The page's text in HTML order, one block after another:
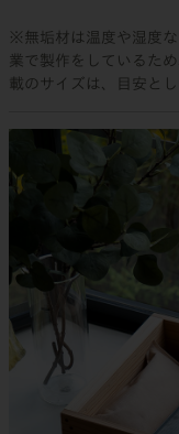
※無垢材は温度や湿度
業で製作をしているた
載のサイズは、目安と